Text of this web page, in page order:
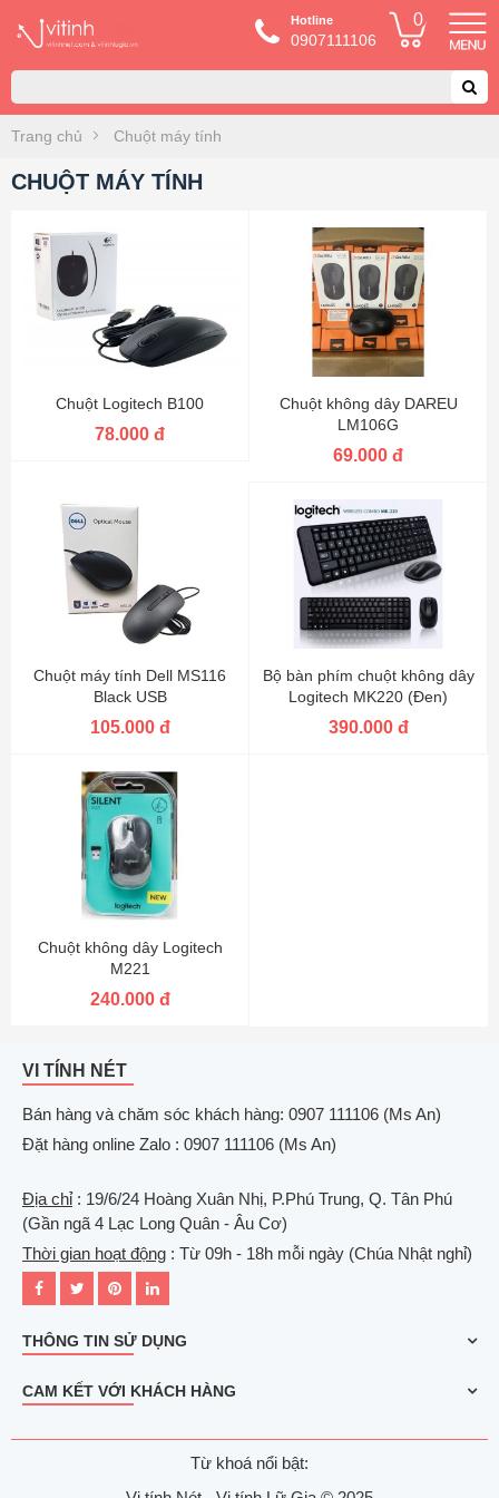
Hotline
0907111106
0
Trang chủ Chuột máy tính
CHUỘT MÁY TÍNH
Chuột Logitech B100
78.000 đ
Chuột không dây DAREU
LM106G
69.000 đ
Chuột máy tính Dell MS116
Black USB
105.000 đ
Bộ bàn phím chuột không dây
Logitech MK220 (Đen)
390.000 đ
Chuột không dây Logitech
M221
240.000 đ
VI TÍNH NÉT
Bán hàng và chăm sóc khách hàng: 0907 111106 (Ms An)
Đặt hàng online Zalo : 0907 111106 (Ms An)
Địa chỉ: 19/6/24 Hoàng Xuân Nhị, P.Phú Trung, Q. Tân Phú
(Gần ngã 4 Lạc Long Quân - Âu Cơ)
Thời gian hoạt động : Từ 09h - 18h mỗi ngày (Chúa Nhật nghỉ)
THÔNG TIN SỬ DỤNG
CAM KẾT VỚI KHÁCH HÀNG
Từ khoá nổi bật: